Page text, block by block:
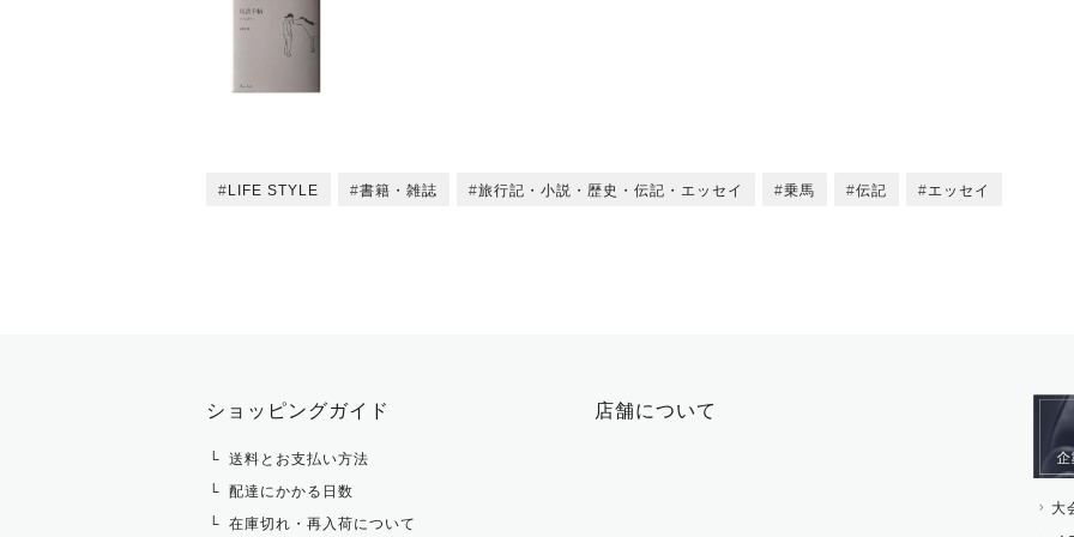
LIFE STYLE 書籍・雑誌 旅行記・小説・歴史・伝記・エッセイ 乗馬 伝記 エッセイ
ショッピングガイド
送料とお支払い方法
配達にかかる日数
在庫切れ・再入荷について
店舗について
大